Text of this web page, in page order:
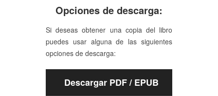
Opciones de descarga:
Si deseas obtener una copia del libro
puedes usar alguna de las siguientes
opciones de descarga:
Descargar PDF / EPUB